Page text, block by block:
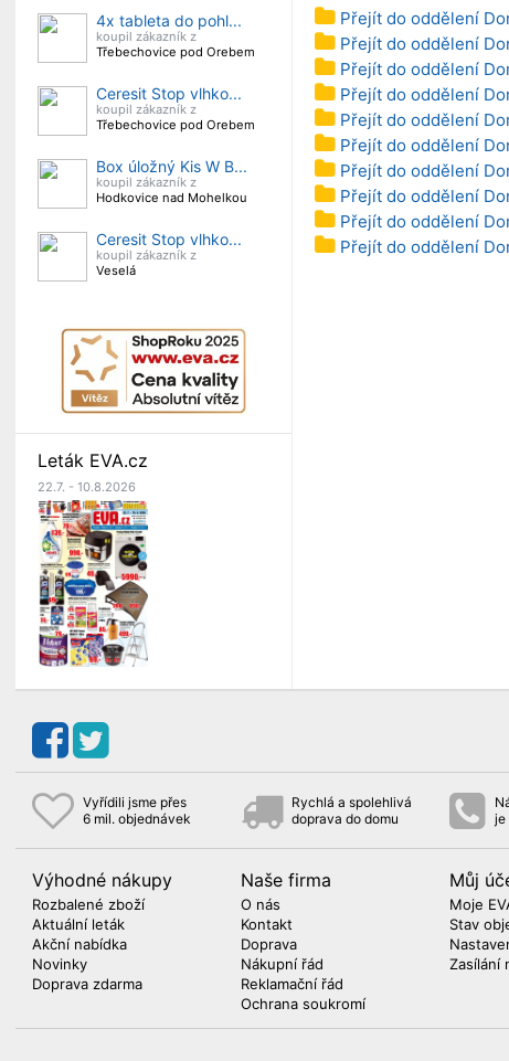
4x tableta do pohl...
koupil zákazník z
Třebechovice pod Orebem
Ceresit Stop vlhko...
koupil zákazník z
Třebechovice pod Orebem
Box úložný Kis W B...
koupil zákazník z
Hodkovice nad Mohelkou
Ceresit Stop vlhko...
koupil zákazník z
Veselá
Leták EVA.cz
22.7. - 10.8.2026
Přejít do oddělení
Přejít do oddělení
Přejít do oddělení
Přejít do oddělení
Přejít do oddělení
Přejít do oddělení
Přejít do oddělení
Přejít do oddělení
Přejít do oddělení
Přejít do oddělení
Vyřídili jsme přes
6 mil. objednávek
Rychlá a spolehlivá
doprava do domu
je
Výhodné nákupy
Rozbalené zboží
Aktuální leták
Akční nabídka
Novinky
Doprava zdarma
Naše firma
O nás
Kontakt
Doprava
Nákupní řád
Reklamační řád
Ochrana soukromí
Můj
Moje
Stav
Zasílání